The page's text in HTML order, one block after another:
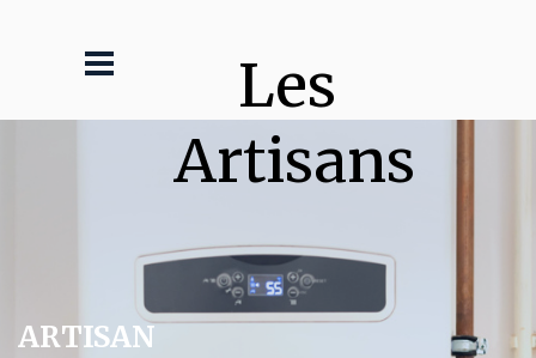
Les
Artisans
ARTISAN